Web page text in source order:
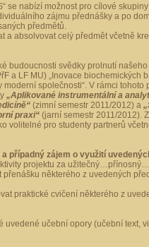
se nabízí možnost pro cílové
zájmu přednášky a po
předmětů.
a absolvovat celý předmět včetně
budoucnosti svědky prolnutí
a LF MU) „Inovace biochemických
moderní společnosti“. V rámci tohoto
„Aplikované instrumentální a
(zimní semestr 2011/2012) a
praxi“ (jarní semestr 2011/2012).
volitelné pro studenty partnerů
případný zájem o využití
projektu za
přenášku některého z uvedených
praktické cvičení některého z
uvedené učební opory (učební text,